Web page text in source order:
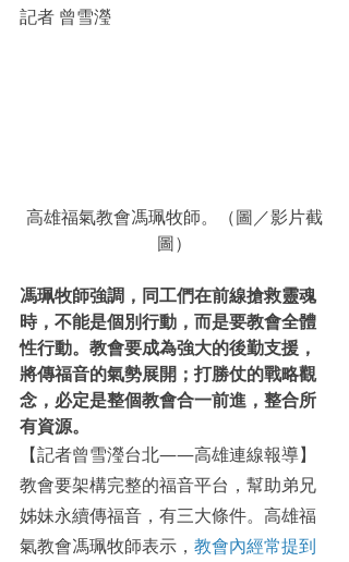
記者 曾雪瀅
高雄福氣教會馮珮牧師。（圖／影片截
圖）
馮珮牧師強調，同工們在前線搶救靈魂
時，不能是個別行動，而是要教會全體
性行動。教會要成為強大的後勤支援，
將傳福音的氣勢展開；打勝仗的戰略觀
念，必定是整個教會合一前進，整合所
有資源。
【記者曾雪瀅台北——高雄連線報導】
教會要架構完整的福音平台，幫助弟兄
姊妹永續傳福音，有三大條件。高雄福
氣教會馮珮牧師表示， 教會內經常提到